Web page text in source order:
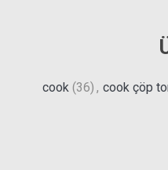
cook (36) , cook çöp